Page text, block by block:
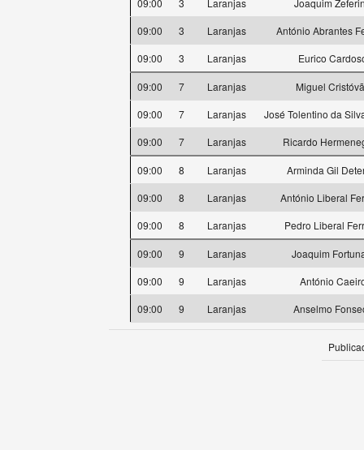
09:00 3 Laranjas
Joaquim
09:00
3 Laranjas
António Abrantes
09:00
3 Laranjas Eurico
09:00 7 Laranjas
Miguel
09:00
7 Laranjas
José Tolentino da
09:00
7 Laranjas Ricardo
09:00 8 Laranjas
Arminda Gil
09:00
8 Laranjas
António Liberal
09:00
8 Laranjas Pedro Liberal
09:00 9 Laranjas
Joaquim
09:00
9 Laranjas
António
09:00
9 Laranjas Anselmo